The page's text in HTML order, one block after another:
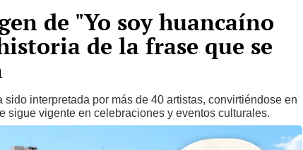
de "Yo soy huancaíno
de la frase que se
interpretada por más de 40 artistas, convirtiéndose en
sigue vigente en celebraciones y eventos culturales.